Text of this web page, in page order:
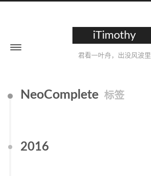
iTimothy
君看一叶舟，出没风波里
NeoComplete 标签
2016